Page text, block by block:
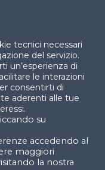
tecnici necessari
del servizio.
un’esperienza di
le interazioni
consentirti di
aderenti alle tue
su
accedendo al
maggiori
la nostra